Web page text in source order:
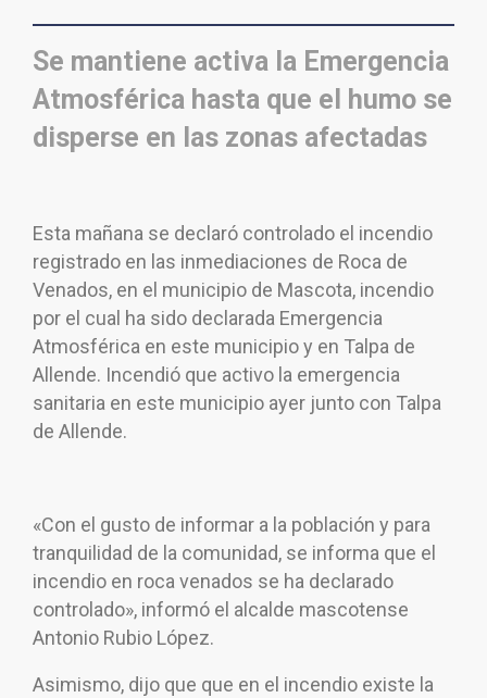
Se mantiene activa la Emergencia
Atmosférica hasta que el humo se
disperse en las zonas afectadas
Esta mañana se declaró controlado el incendio
registrado en las inmediaciones de Roca de
Venados, en el municipio de Mascota, incendio
por el cual ha sido declarada Emergencia
Atmosférica en este municipio y en Talpa de
Allende. Incendió que activo la emergencia
sanitaria en este municipio ayer junto con Talpa
de Allende.
«Con el gusto de informar a la población y para
tranquilidad de la comunidad, se informa que el
incendio en roca venados se ha declarado
controlado», informó el alcalde mascotense
Antonio Rubio López.
Asimismo, dijo que que en el incendio existe la